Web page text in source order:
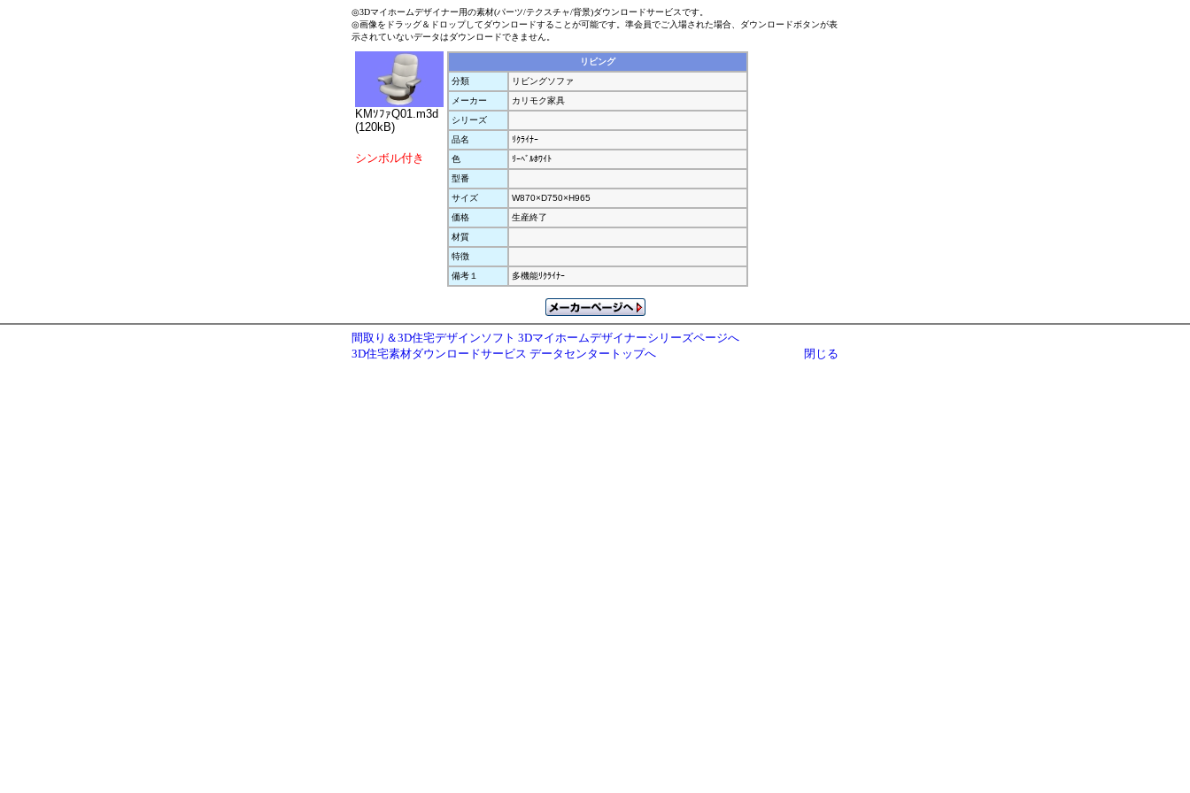
◎3Dマイホームデザイナー用の素材(パーツ/テクスチャ/背景)ダウンロードサービスです。
◎画像をドラッグ＆ドロップしてダウンロードすることが可能です。準会員でご入場された場合、ダウンロードボタンが表
示されていないデータはダウンロードできません。
KMｿﾌｧQ01.m3d
(120kB)
シンボル付き
リビング
分類
リビングソファ
メーカー
カリモク家具
シリーズ
品名
ﾘｸﾗｲﾅｰ
色
ﾘｰﾍﾞﾙﾎﾜｲﾄ
型番
サイズ
W870×D750×H965
価格
生産終了
材質
特徴
備考１
多機能ﾘｸﾗｲﾅｰ
間取り＆3D住宅デザインソフト 3Dマイホームデザイナーシリーズページへ
3D住宅素材ダウンロードサービス データセンタートップへ
閉じる